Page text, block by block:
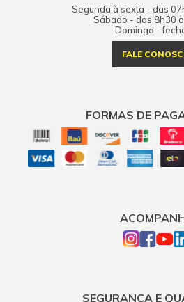
Segunda à sexta - das
Sábado - das 8h30
Domingo -
FALE
FORMAS DE
SEGURANÇA E